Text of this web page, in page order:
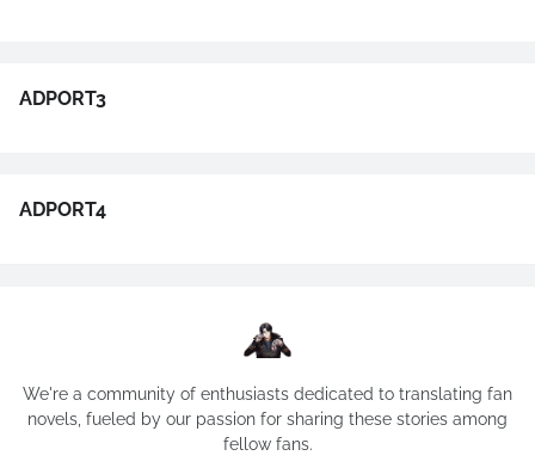
ADPORT3
ADPORT4
We're a community of enthusiasts dedicated to translating fan
novels, fueled by our passion for sharing these stories among
fellow fans.